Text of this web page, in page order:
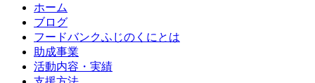
ホーム
ブログ
フードバンクふじのくにとは
助成事業
活動内容・実績